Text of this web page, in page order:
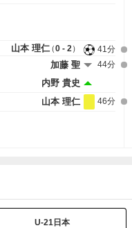
41分
山本 理仁 0 - 2
44分
加藤 聖
内野 貴史
46分
山本 理仁
U-21日本